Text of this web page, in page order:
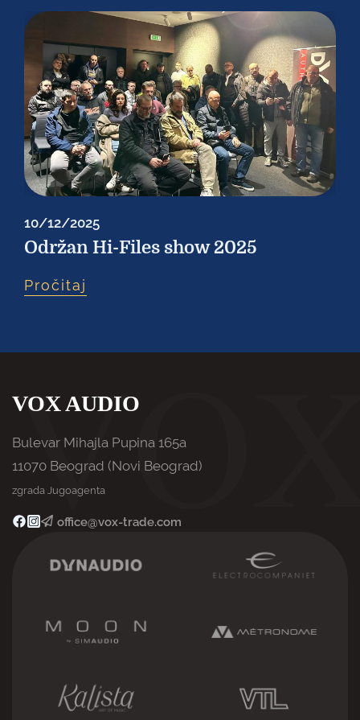
10/12/2025
Održan Hi-Files show 2025
Pročitaj
VOX AUDIO
Bulevar Mihajla Pupina 165a
11070 Beograd (Novi Beograd)
zgrada Jugoagenta
office@vox-trade.com